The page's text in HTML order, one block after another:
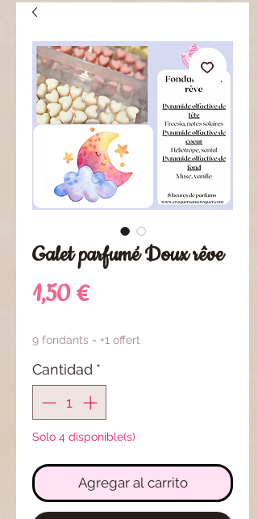
Galet parfumé Doux rêve
1,50 €Precio
9 fondants = +1 offert
Cantidad *
Solo 4 disponible(s)
Agregar al carrito